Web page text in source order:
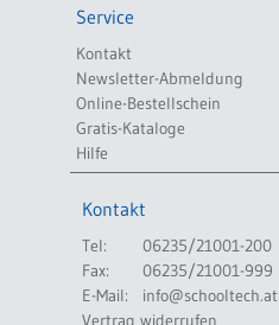
Service
Kontakt
Newsletter-Abmeldung
Online-Bestellschein
Gratis-Kataloge
Hilfe
Kontakt
Tel:
06235/21001-200
Fax:
06235/21001-999
E-Mail:
info@schooltech.at
Vertrag widerrufen